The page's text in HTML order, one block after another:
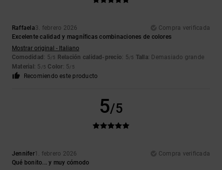
Raffaela3. febrero 2026
Compra verificada
Excelente calidad y magníficas combinaciones de colores
Mostrar original - Italiano
Comodidad : 5/5 Relación calidad-precio: 5/5 Talla: Demasiado grande
Material : 5 /5 Color: 5/5
Recomiendo este producto
5/5
Jennifer1. febrero 2026
Compra verificada
Qué bonito... y muy cómodo